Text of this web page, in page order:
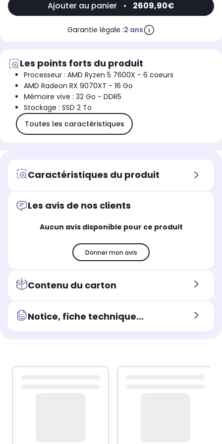
Ajouter au panier • 2609,90€
Garantie légale :2 ans
Les points forts du produit
Processeur : AMD Ryzen 5 7600X - 6 coeurs
AMD Radeon RX 9070XT - 16 Go
Mémoire vive : 32 Go - DDR5
Stockage : SSD 2 To
Toutes les caractéristiques
Caractéristiques du produit
Les avis de nos clients
Aucun avis disponible pour ce produit
Donner mon avis
Contenu du carton
Notice, fiche technique...